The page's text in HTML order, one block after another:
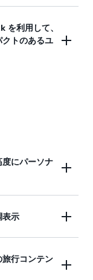
したフルマネ
あり、データ
を使用して価
ーソナライズ
っているかに
ションを生成
。Amazon
てレコメンデ
利用して、
トのあるユ
い関連性と
Amazon
ットを絞っ
客がアイテム
にパーソナ
うなものに合
表示
の買い物客に
行コンテン